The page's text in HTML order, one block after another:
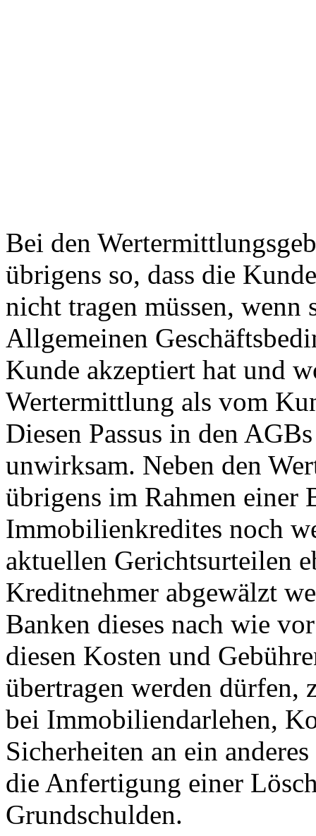
Bei den
übrigens so, dass die
nicht tragen müssen, wenn
Allgemeinen
Kunde akzeptiert hat und
Wertermittlung als vom
Diesen Passus in den
unwirksam. Neben den
übrigens im Rahmen einer
Immobilienkredites noch
aktuellen Gerichtsurteilen
Kreditnehmer abgewälzt
Banken dieses nach wie
diesen Kosten und
übertragen werden dürfen,
bei Immobiliendarlehen,
Sicherheiten an ein
die Anfertigung einer
Grundschulden.